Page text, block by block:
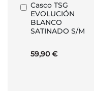
Casco TSG
EVOLUCIÓN
BLANCO
SATINADO S/M
59,90 €
Añadir
al
carrito